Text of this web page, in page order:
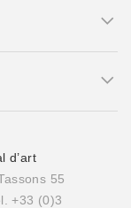
d’art
55
+33 (0)3